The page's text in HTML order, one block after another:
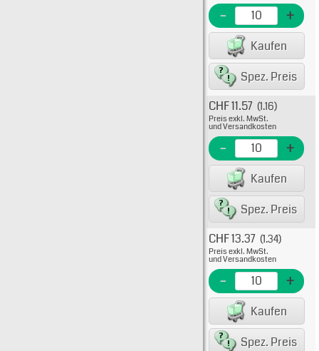
EME
- +
Kaufen
Spez. Preis
EME
CHF 11.57 (1.16)
Preis exkl. MwSt.
und Versandkosten
- +
Kaufen
Spez. Preis
EME
CHF 13.37 (1.34)
Preis exkl. MwSt.
und Versandkosten
- +
Kaufen
Spez. Preis